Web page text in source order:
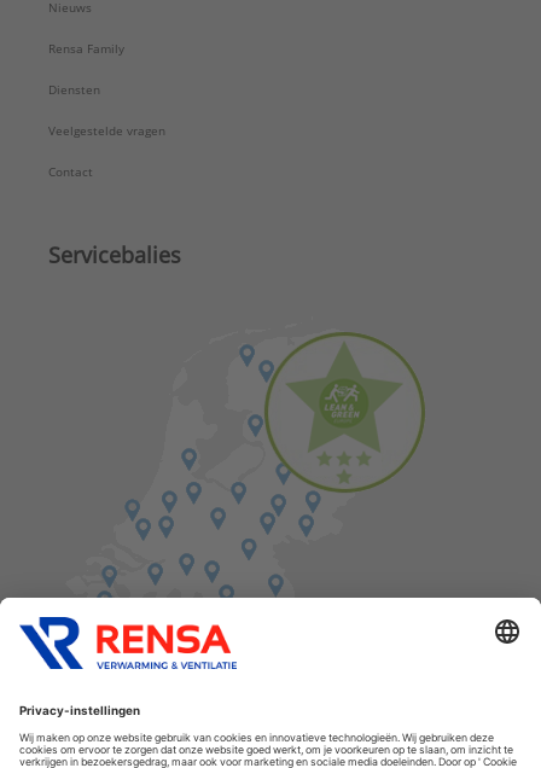
Nieuws
Rensa Family
Diensten
Veelgestelde vragen
Contact
Servicebalies